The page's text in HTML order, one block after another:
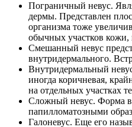
Пограничный невус.
дермы. Представлен
организма тоже
обычных участков кожи,
Смешанный невус
внутридермального.
Внутридермальный
иногда коричневая,
на отдельных участках
Сложный невус. Форма
папилломатозными
Галоневус. Еще его